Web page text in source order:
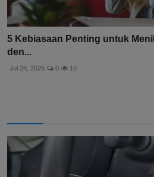
5 Kebiasaan Penting untuk
den...
Jul 28, 2026 0 10